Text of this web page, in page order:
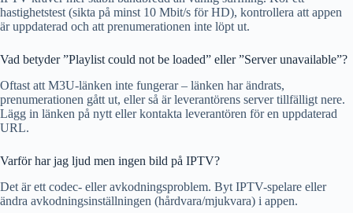
hastighetstest (sikta på minst 10 Mbit/s för HD), kontrollera att appen
är uppdaterad och att prenumerationen inte löpt ut.
Vad betyder ”Playlist could not be loaded” eller ”Server unavailable”?
Oftast att M3U-länken inte fungerar – länken har ändrats,
prenumerationen gått ut, eller så är leverantörens server tillfälligt nere.
Lägg in länken på nytt eller kontakta leverantören för en uppdaterad
URL.
Varför har jag ljud men ingen bild på IPTV?
Det är ett codec- eller avkodningsproblem. Byt IPTV-spelare eller
ändra avkodningsinställningen (hårdvara/mjukvara) i appen.